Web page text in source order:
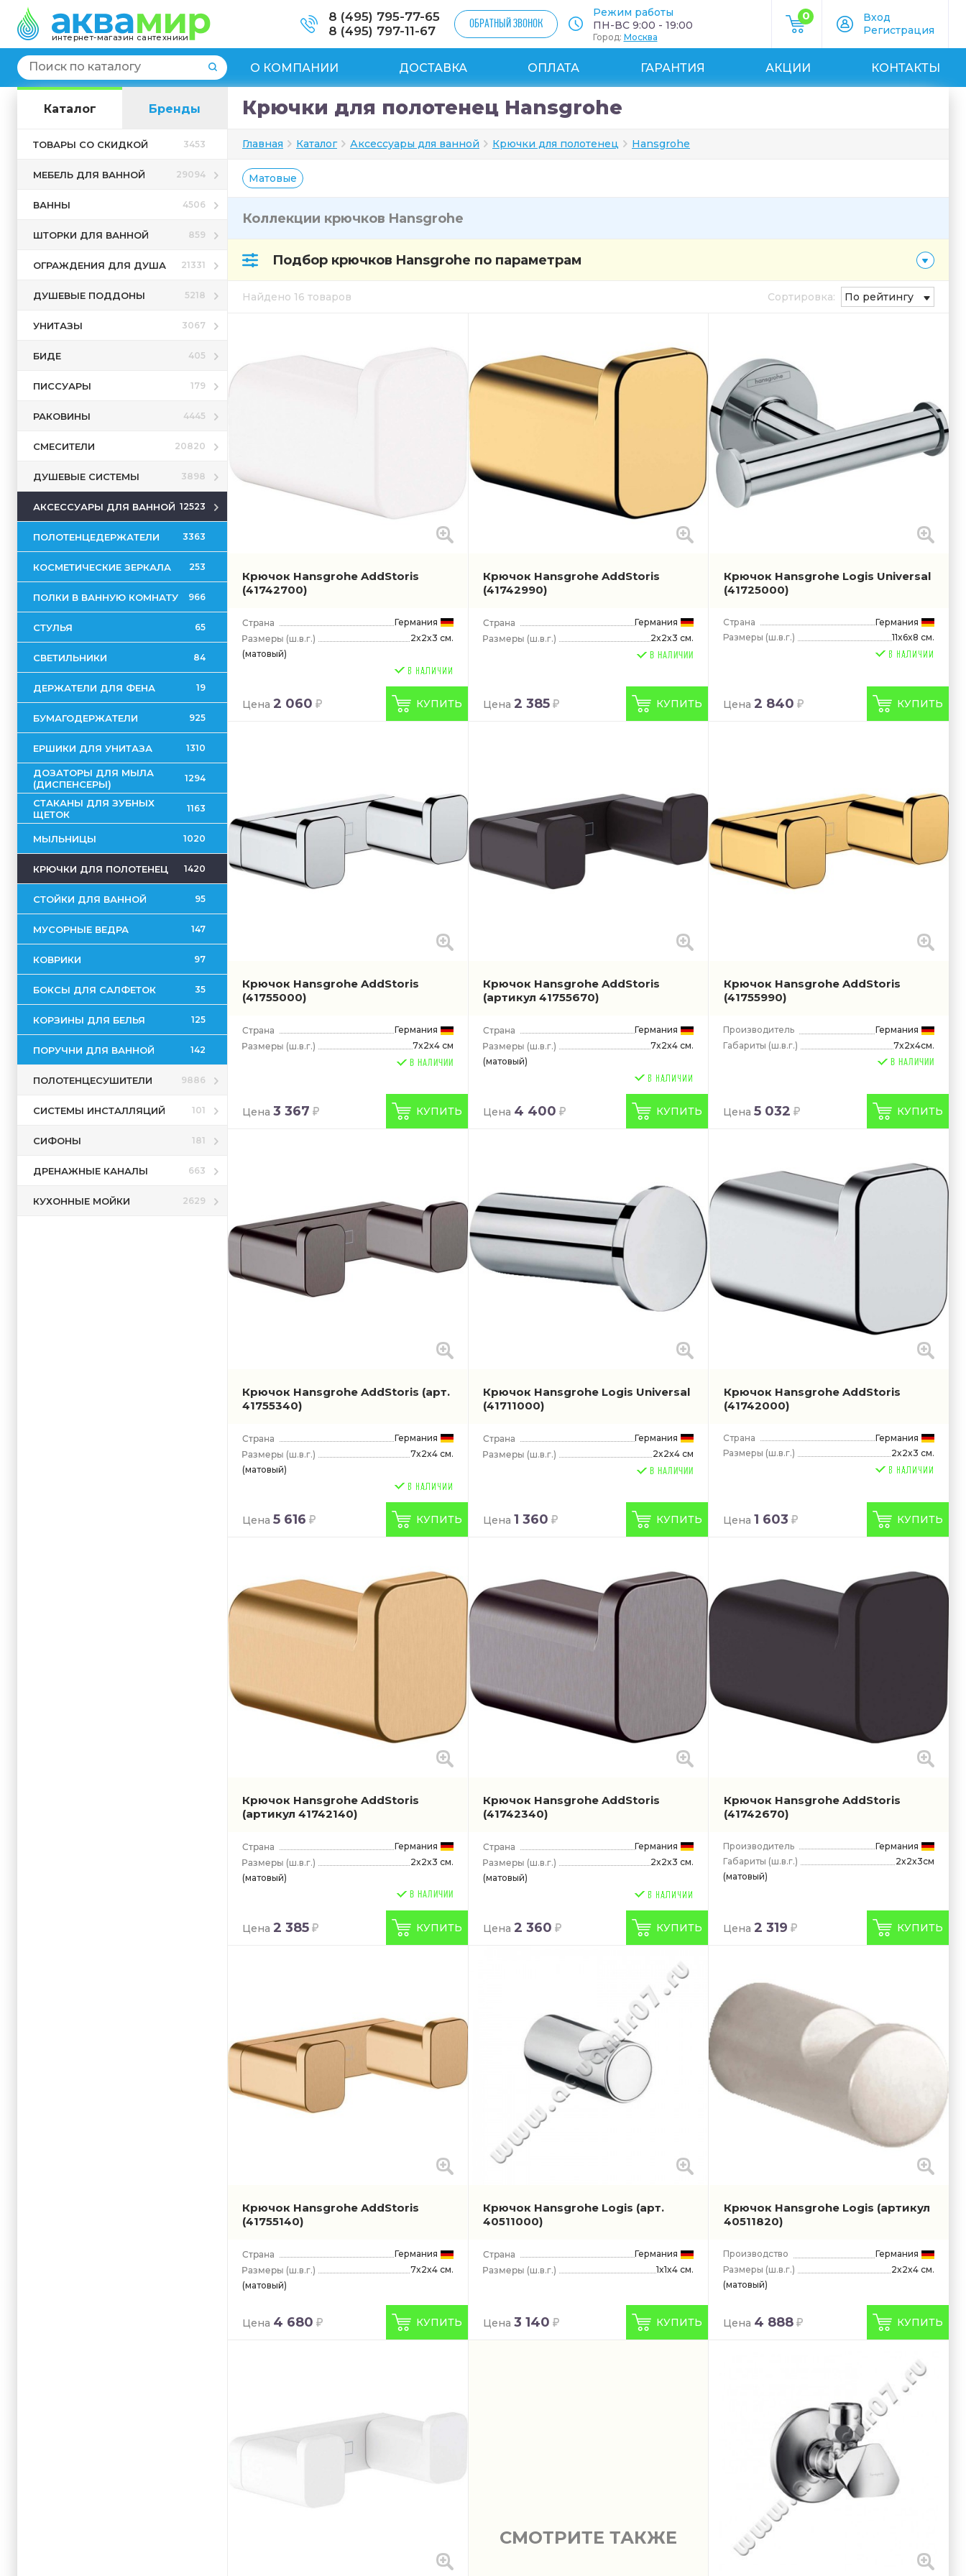
интернет-магазин сантехники
8 (495) 795-77-65
8 (495) 797-11-67
ОБРАТНЫЙ ЗВОНОК
Режим работы
ПН-ВС 9:00 - 19:00
Город: Москва
0
Вход
Регистрация
О КОМПАНИИ ДОСТАВКА ОПЛАТА ГАРАНТИЯ АКЦИИ КОНТАКТЫ
Каталог Бренды
ТОВАРЫ СО СКИДКОЙ 3453
МЕБЕЛЬ ДЛЯ ВАННОЙ 29094
ВАННЫ 4506
ШТОРКИ ДЛЯ ВАННОЙ 859
ОГРАЖДЕНИЯ ДЛЯ ДУША 21331
ДУШЕВЫЕ ПОДДОНЫ 5218
УНИТАЗЫ 3067
БИДЕ 405
ПИССУАРЫ 179
РАКОВИНЫ 4445
СМЕСИТЕЛИ 20820
ДУШЕВЫЕ СИСТЕМЫ 3898
АКСЕССУАРЫ ДЛЯ ВАННОЙ 12523
ПОЛОТЕНЦЕДЕРЖАТЕЛИ 3363
КОСМЕТИЧЕСКИЕ ЗЕРКАЛА 253
ПОЛКИ В ВАННУЮ КОМНАТУ 966
СТУЛЬЯ 65
СВЕТИЛЬНИКИ 84
ДЕРЖАТЕЛИ ДЛЯ ФЕНА 19
БУМАГОДЕРЖАТЕЛИ 925
ЕРШИКИ ДЛЯ УНИТАЗА 1310
ДОЗАТОРЫ ДЛЯ МЫЛА
(ДИСПЕНСЕРЫ)
1294
СТАКАНЫ ДЛЯ ЗУБНЫХ
ЩЕТОК
1163
МЫЛЬНИЦЫ 1020
КРЮЧКИ ДЛЯ ПОЛОТЕНЕЦ 1420
СТОЙКИ ДЛЯ ВАННОЙ 95
МУСОРНЫЕ ВЕДРА 147
КОВРИКИ 97
БОКСЫ ДЛЯ САЛФЕТОК 35
КОРЗИНЫ ДЛЯ БЕЛЬЯ 125
ПОРУЧНИ ДЛЯ ВАННОЙ 142
ПОЛОТЕНЦЕСУШИТЕЛИ 9886
СИСТЕМЫ ИНСТАЛЛЯЦИЙ 101
СИФОНЫ 181
ДРЕНАЖНЫЕ КАНАЛЫ 663
КУХОННЫЕ МОЙКИ 2629
Крючки для полотенец Hansgrohe
Главная Каталог Аксессуары для ванной Крючки для полотенец Hansgrohe
Матовые
Коллекции крючков Hansgrohe
Подбор крючков Hansgrohe по параметрам
Найдено 16 товаров Сортировка: По рейтингу
Крючок Hansgrohe AddStoris
(41742700)
Германия
(ш.в.г.)
2x2x3 см.
(матовый)
Цена 2 060 КУПИТЬ
Крючок Hansgrohe AddStoris
(41742990)
Германия
(ш.в.г.)
2x2x3 см.
В НАЛИЧИИ
Цена 2 385 КУПИТЬ
Крючок Hansgrohe Logis Universal
(41725000)
Страна
Германия
Размеры (ш.в.г.) 11x6x8 см.
Цена 2 840 КУПИТЬ
Крючок Hansgrohe AddStoris
(41755000)
Германия
(ш.в.г.)
7x2x4 см
В НАЛИЧИИ
Цена 3 367 КУПИТЬ
Крючок Hansgrohe AddStoris
(артикул 41755670)
Германия
(ш.в.г.)
7x2x4 см.
(матовый)
Цена 4 400 КУПИТЬ
Крючок Hansgrohe AddStoris
(41755990)
Производитель
Германия
Габариты (ш.в.г.)
7x2x4см.
В НАЛИЧИИ
Цена 5 032 КУПИТЬ
Крючок Hansgrohe AddStoris (арт.
41755340)
Германия
(ш.в.г.)
7x2x4 см.
(матовый)
Цена 5 616 КУПИТЬ
Крючок Hansgrohe Logis Universal
(41711000)
Германия
(ш.в.г.)
2x2x4 см
В НАЛИЧИИ
Цена 1 360 КУПИТЬ
Крючок Hansgrohe AddStoris
(41742000)
Страна
Германия
Размеры (ш.в.г.) 2x2x3 см.
Цена 1 603 КУПИТЬ
Крючок Hansgrohe AddStoris
(артикул 41742140)
Германия
(ш.в.г.)
2x2x3 см.
(матовый)
В НАЛИЧИИ
Цена 2 385 КУПИТЬ
Крючок Hansgrohe AddStoris
(41742340)
Германия
(ш.в.г.)
2x2x3 см.
(матовый)
Цена 2 360 КУПИТЬ
Крючок Hansgrohe AddStoris
(41742670)
Производитель
Германия
Габариты (ш.в.г.)
2x2x3см
(матовый)
Цена 2 319 КУПИТЬ
Крючок Hansgrohe AddStoris
(41755140)
Германия
(ш.в.г.)
7x2x4 см.
(матовый)
Цена 4 680 КУПИТЬ
Крючок Hansgrohe Logis (арт.
40511000)
Германия
(ш.в.г.)
1x1x4 см.
Цена 3 140 КУПИТЬ
Крючок Hansgrohe Logis (артикул
40511820)
Производство
Германия
Размеры (ш.в.г.)
2x2x4 см.
(матовый)
Цена 4 888 КУПИТЬ
СМОТРИТЕ ТАКЖЕ